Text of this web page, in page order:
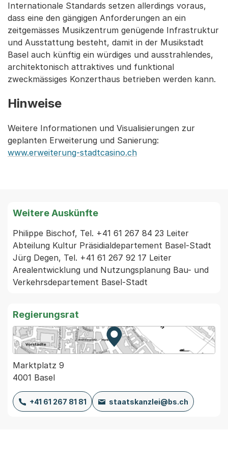
Internationale Standards setzen allerdings voraus,
dass eine den gängigen Anforderungen an ein
zeitgemässes Musikzentrum genügende Infrastruktur
und Ausstattung besteht, damit in der Musikstadt
Basel auch künftig ein würdiges und ausstrahlendes,
architektonisch attraktives und funktional
zweckmässiges Konzerthaus betrieben werden kann.
Hinweise
Weitere Informationen und Visualisierungen zur
geplanten Erweiterung und Sanierung:
www.erweiterung-stadtcasino.ch
Weitere Auskünfte
Philippe Bischof, Tel. +41 61 267 84 23 Leiter
Abteilung Kultur Präsidialdepartement Basel-Stadt
Jürg Degen, Tel. +41 61 267 92 17 Leiter
Arealentwicklung und Nutzungsplanung Bau- und
Verkehrsdepartement Basel-Stadt
Regierungsrat
Zur Karte von MapBS.
Externer Link, wird in einem
Marktplatz 9
4001 Basel
+41 61 267 81 81 staatskanzlei@bs.ch